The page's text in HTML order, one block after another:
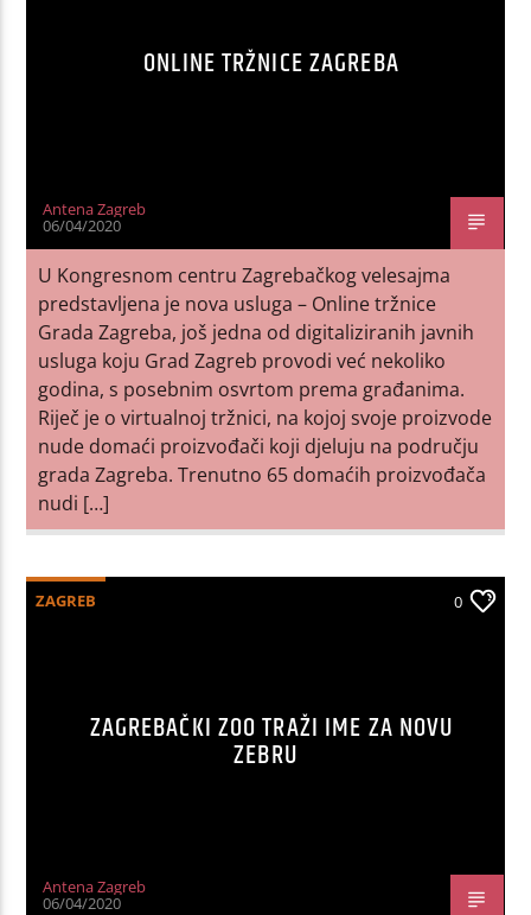
ONLINE TRŽNICE ZAGREBA
Antena Zagreb
06/04/2020
U Kongresnom centru Zagrebačkog velesajma
predstavljena je nova usluga – Online tržnice
Grada Zagreba, još jedna od digitaliziranih javnih
usluga koju Grad Zagreb provodi već nekoliko
godina, s posebnim osvrtom prema građanima.
Riječ je o virtualnoj tržnici, na kojoj svoje proizvode
nude domaći proizvođači koji djeluju na području
grada Zagreba. Trenutno 65 domaćih proizvođača
nudi […]
ZAGREB 0
ZAGREBAČKI ZOO TRAŽI IME ZA NOVU
ZEBRU
Antena Zagreb
06/04/2020